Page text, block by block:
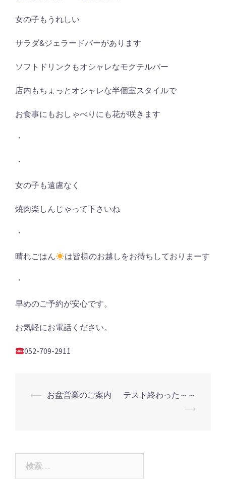
女の子もうれしい
サラダ&ジェラードバーがあります
ソフトドリンクもオシャレなモクテルバー
店内もちょっとオシャレな半個室スタイルで
お食事にもおしゃべりにも花が咲きます
・
・
女の子も遠慮なく
焼肉楽しんじゃって下さいね
・
晴れごはん は皆様のお越しをお待ちしておりまーす
・
早めのご予約が安心です。
お気軽にお電話ください。
052-709-2911
投
ゲ
ー
⟵ お盆営業のご案内
テスト終わった～～
⟶